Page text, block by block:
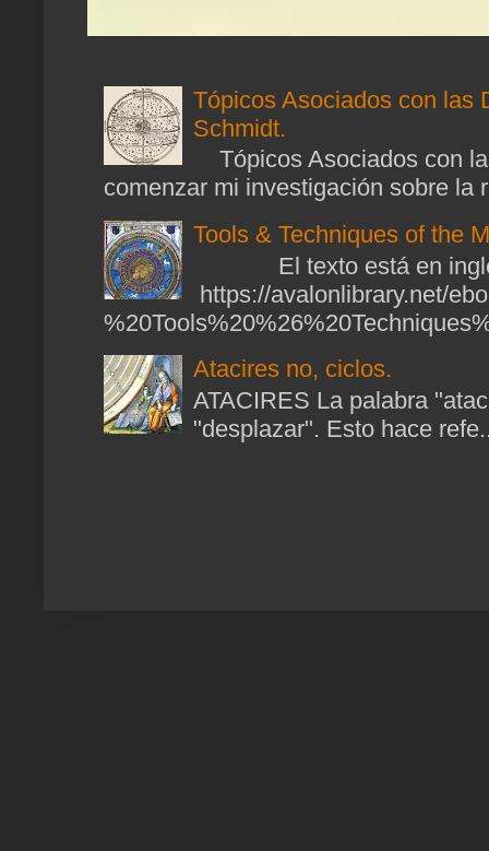
Tópicos Asociados con las
Schmidt.
Tópicos Asociados con
comenzar mi investigación sobre la
Tools & Techniques of the
El texto está en
https://avalonlibrary.net/
Atacires no, ciclos.
ATACIRES La palabra
"desplazar". Esto hace